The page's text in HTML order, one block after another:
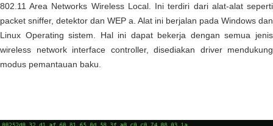
802.11 Area Networks Wireless Local. Ini terdiri dari alat-alat seperti
packet sniffer, detektor dan WEP a. Alat ini berjalan pada Windows dan
Linux Operating sistem. Hal ini dapat bekerja dengan semua jenis
wireless network interface controller, disediakan driver mendukung
modus pemantauan baku.